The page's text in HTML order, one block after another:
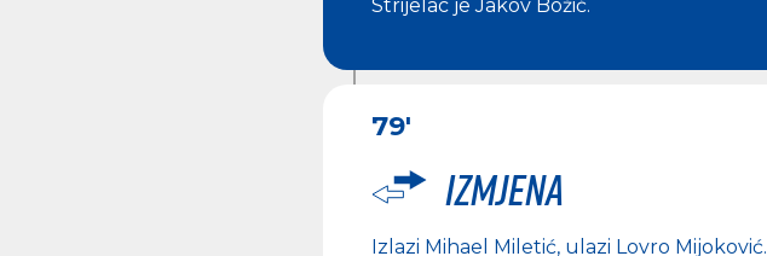
Strijelac jeJakov Božić.
79'
Izmjena
Izlazi Mihael Miletić, ulazi Lovro Mijoković.